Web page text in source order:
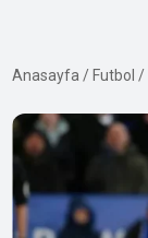
Anasayfa / Futbol /